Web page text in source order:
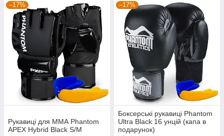
–17%
Рукавиці для ММА Phantom
APEX Hybrid Black S/M
–17%
Боксерські рукавиці Phantom
Ultra Black 16 унцій (капа в
подарунок)